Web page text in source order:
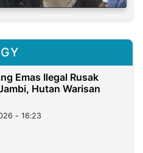
Emas Ilegal Rusak
Hutan Warisan
- 16:23